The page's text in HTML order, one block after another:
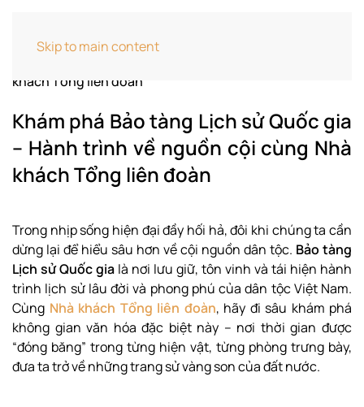
Skip to main content
Home Cẩm Nang Du Lịch
khách Tổng liên đoàn
Khám phá Bảo tàng Lịch sử Quốc gia
– Hành trình về nguồn cội cùng Nhà
khách Tổng liên đoàn
Trong nhịp sống hiện đại đầy hối hả, đôi khi chúng ta cần
dừng lại để hiểu sâu hơn về cội nguồn dân tộc. Bảo tàng
Lịch sử Quốc gia là nơi lưu giữ, tôn vinh và tái hiện hành
trình lịch sử lâu đời và phong phú của dân tộc Việt Nam.
Cùng Nhà khách Tổng liên đoàn, hãy đi sâu khám phá
không gian văn hóa đặc biệt này – nơi thời gian được
“đóng băng” trong từng hiện vật, từng phòng trưng bày,
đưa ta trở về những trang sử vàng son của đất nước.